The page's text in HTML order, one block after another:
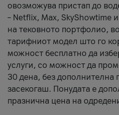
овозможува пристап до
– Netflix, Max, SkyShowtime
на тековното портфолио,
тарифниот модел што го
можност бесплатно да
услуги, со можност да
30 дена, без дополнителна
засекогаш. Понудата е
празнична цена на